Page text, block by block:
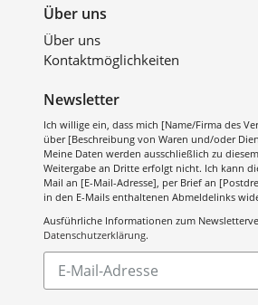
Über uns
Über uns
Kontaktmöglichkeiten
Newsletter
Ich willige ein, dass mich [Name/Firma des
über [Beschreibung von Waren und/oder
Meine Daten werden ausschließlich zu
Weitergabe an Dritte erfolgt nicht. Ich kann
Mail an [E-Mail-Adresse], per Brief an
in den E-Mails enthaltenen Abmeldelinks
Ausführliche Informationen zum
Datenschutzerklärung.
Abonnieren
unsere